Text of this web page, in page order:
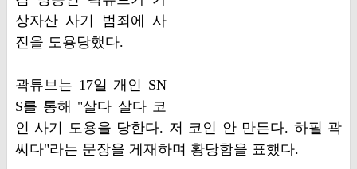
상자산 사기 범죄에 사
진을 도용당했다.
곽튜브는 17일 개인 SN
S를 통해 "살다 살다 코
인 사기 도용을 당한다. 저 코인 안 만든다. 하필 곽
씨다"라는 문장을 게재하며 황당함을 표했다.